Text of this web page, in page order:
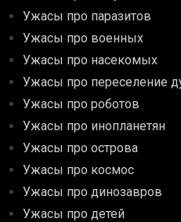
Ужасы про паразитов
Ужасы про военных
Ужасы про насекомых
Ужасы про переселение
Ужасы про роботов
Ужасы про инопланетян
Ужасы про острова
Ужасы про космос
Ужасы про динозавров
Ужасы про детей